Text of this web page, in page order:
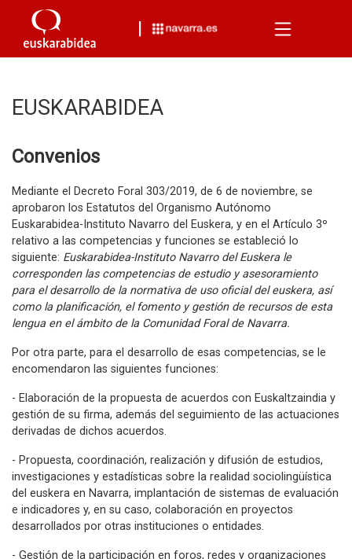
Menu
EUSKARABIDEA
Convenios
Mediante el Decreto Foral 303/2019, de 6 de noviembre, se
aprobaron los Estatutos del Organismo Autónomo
Euskarabidea-Instituto Navarro del Euskera, y en el Artículo 3º
relativo a las competencias y funciones se estableció lo
siguiente: Euskarabidea-Instituto Navarro del Euskera le
corresponden las competencias de estudio y asesoramiento
para el desarrollo de la normativa de uso oficial del euskera, así
como la planificación, el fomento y gestión de recursos de esta
lengua en el ámbito de la Comunidad Foral de Navarra.
Por otra parte, para el desarrollo de esas competencias, se le
encomendaron las siguientes funciones:
- Elaboración de la propuesta de acuerdos con Euskaltzaindia y
gestión de su firma, además del seguimiento de las actuaciones
derivadas de dichos acuerdos.
- Propuesta, coordinación, realización y difusión de estudios,
investigaciones y estadísticas sobre la realidad sociolingüística
del euskera en Navarra, implantación de sistemas de evaluación
e indicadores y, en su caso, colaboración en proyectos
desarrollados por otras instituciones o entidades.
- Gestión de la participación en foros, redes y organizaciones